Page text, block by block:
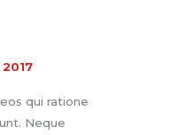
2017
qui ratione
Neque